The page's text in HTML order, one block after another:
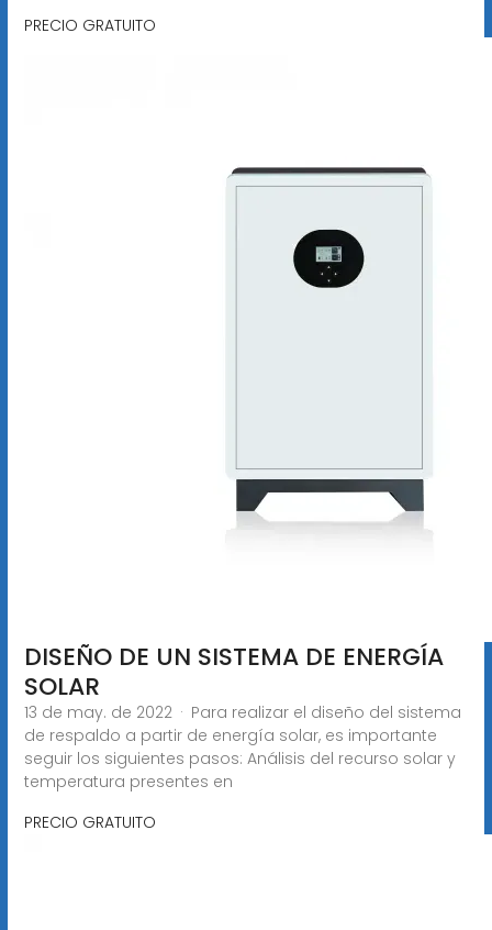
PRECIO GRATUITO
DISEÑO DE UN SISTEMA DE ENERGÍA
SOLAR
13 de may. de 2022 · Para realizar el diseño del sistema
de respaldo a partir de energía solar, es importante
seguir los siguientes pasos: Análisis del recurso solar y
temperatura presentes en
PRECIO GRATUITO